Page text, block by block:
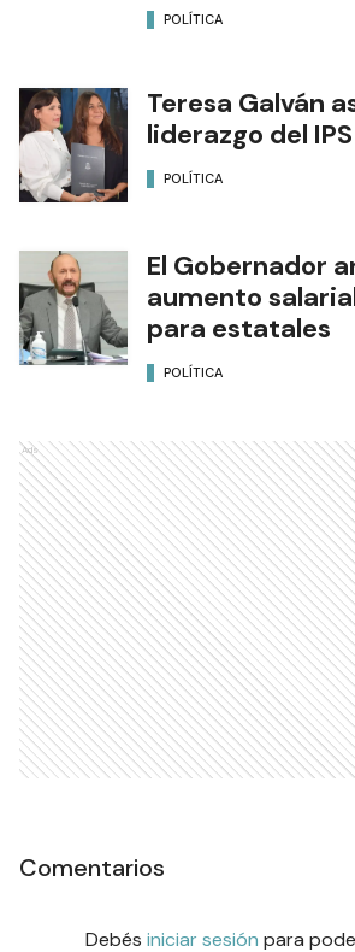
POLÍTICA
Teresa Galván
liderazgo del
POLÍTICA
El Gobernador
aumento
para estatales
POLÍTICA
Ads
Comentarios
Debés iniciar sesión para